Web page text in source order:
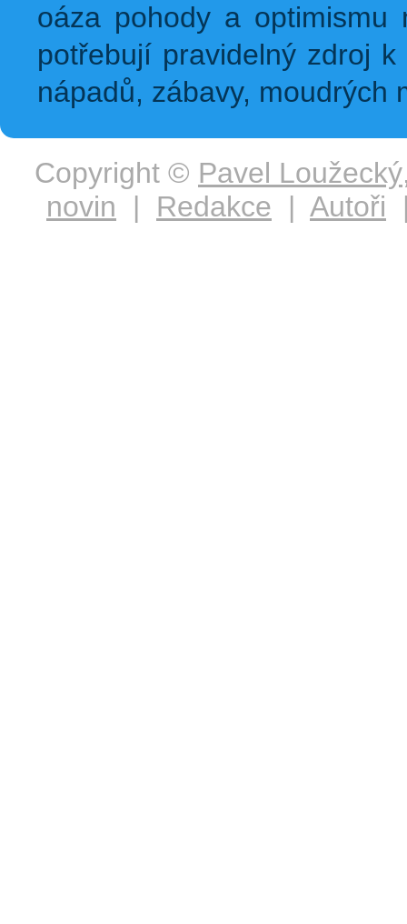
oáza pohody a
potřebují pravidelný zdroj
nápadů, zábavy, moudrých
Copyright © Pavel Loužecký
novin | Redakce | Autoři